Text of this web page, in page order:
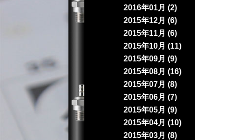
2016年01月 (2)
2015年12月 (6)
2015年11月 (6)
2015年10月 (11)
2015年09月 (9)
2015年08月 (16)
2015年07月 (8)
2015年06月 (7)
2015年05月 (9)
2015年04月 (10)
2015年03月 (8)